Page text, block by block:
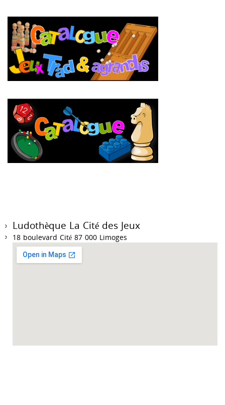
Ludothèque La Cité des Jeux
18 boulevard Cité 87 000 Limoges